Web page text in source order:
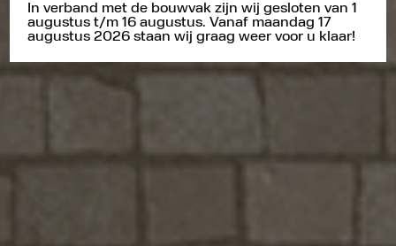
In verband met de bouwvak zijn wij gesloten van 1
augustus t/m 16 augustus. Vanaf maandag 17
augustus 2026 staan wij graag weer voor u klaar!